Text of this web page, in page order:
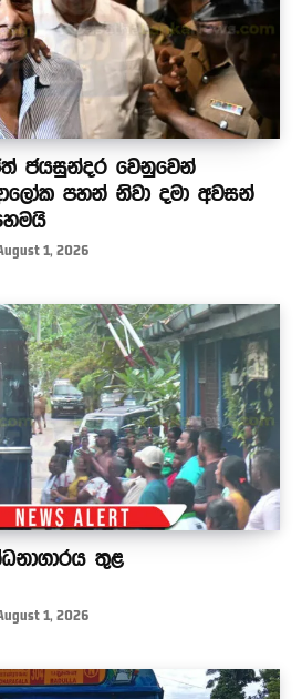
ජයසුන්දර වෙනුවෙන්
පහන් නිවා දමා අවසන්
1, 2026
තුළ
1, 2026